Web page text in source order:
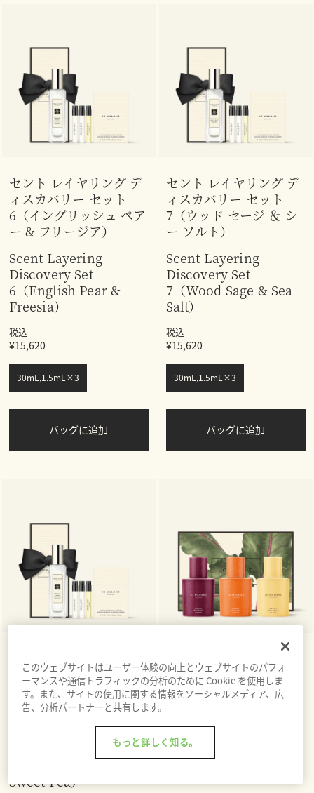
セント レイヤリング デ
ィスカバリー セット
6（イングリッシュ ペア
ー & フリージア）
Scent Layering
Discovery Set
6（English Pear &
Freesia）
税込
¥15,620
30mL,1.5mL×3
バッグに追加
セント レイヤリング デ
ィスカバリー セット
7（ウッド セージ ＆ シ
ー ソルト）
Scent Layering
Discovery Set
7（Wood Sage & Sea
Salt）
税込
¥15,620
30mL,1.5mL×3
バッグに追加
セント レイヤリング デ
ィスカバリー セット
10（イングリッシュ ペ
アー & スイート ピー）
Scent Layering
Sweet Pea）
ベジーズ コロン コレク
ション
Veggies Cologne
このウェブサイトはユーザー体験の向上とウェブサイトのパフォ
ーマンスや通信トラフィックの分析のために Cookie を使用しま
す。また、サイトの使用に関する情報をソーシャルメディア、広
告、分析パートナーと共有します。
もっと詳しく知る。